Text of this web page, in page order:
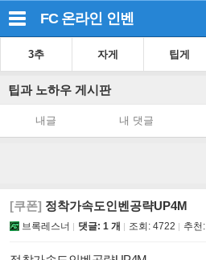
FC 온라인 인벤
3추 자게 팁게
팁과 노하우 게시판
내글 내 댓글
[쿠폰] 정착가속도인벤공략UP4M
브록레스너 댓글: 1 개 조회: 4722 추천: